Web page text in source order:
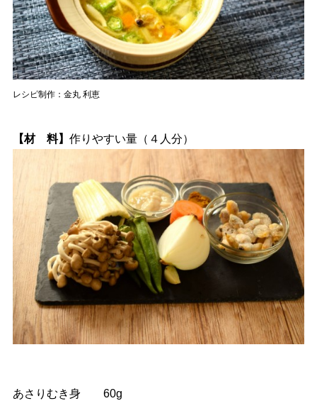
レシピ制作：金丸 利恵
【材 料】 作りやすい量（４人分）
あさりむき身 60g